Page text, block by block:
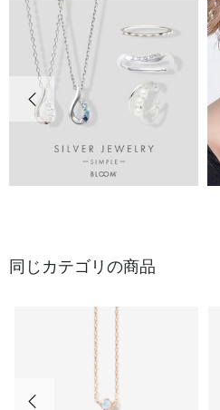
前の画像
同じカテゴリの商品